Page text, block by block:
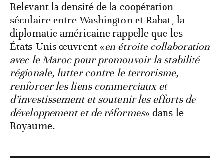
Relevant la densité de la coopération
séculaire entre Washington et Rabat, la
diplomatie américaine rappelle que les
États-Unis œuvrent «en étroite collaboration
avec le Maroc pour promouvoir la stabilité
régionale, lutter contre le terrorisme,
renforcer les liens commerciaux et
d’investissement et soutenir les efforts de
développement et de réformes» dans le
Royaume.